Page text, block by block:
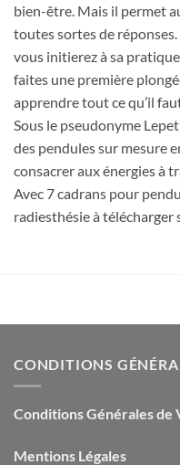
bien-être. Mais il permet
toutes sortes de réponses.
vous initierez à sa
faites une première
apprendre tout ce qu’il
Sous le pseudonyme
des pendules sur mesure
consacrer aux énergies à
Avec 7 cadrans pour
radiesthésie à télécharger
CONDITIONS
Conditions Générales de
Mentions Légales